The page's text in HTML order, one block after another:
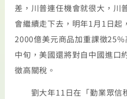
差，川普連任機會就很大，川
會繼續走下去，明年1月1日起
2000億美元商品加重課徵
中旬，美國還將對自中國進口
徵高關稅。
劉大年11日在「勤業眾信